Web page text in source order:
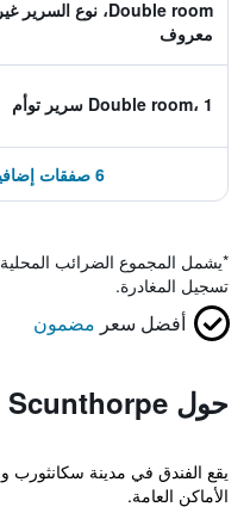
Double room، نوع السرير غير
معروف
Double room، 1 سرير توأم
6 صفقات إضافية ابتداءً من 229 ﷼
*يشمل المجموع الضرائب
تسجيل المغادرة.
أفضل سعر مضمون
حول Premier Inn Scunthorpe
يقع الفندق في مدينة
الأماكن العامة.